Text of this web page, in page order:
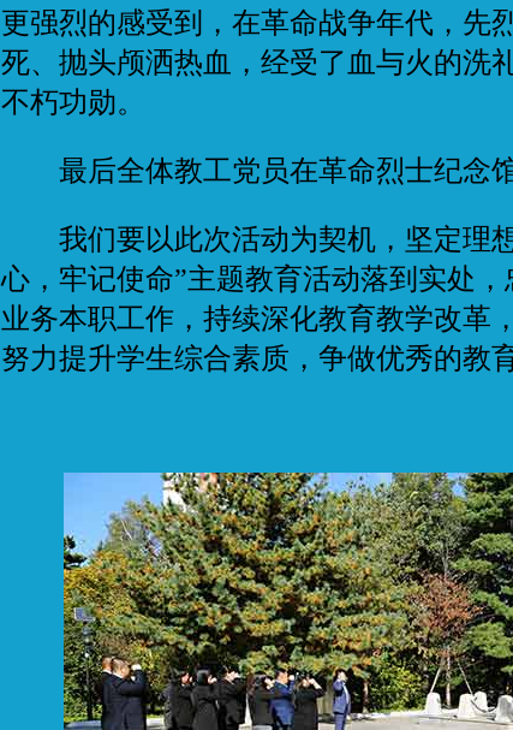
更强烈的感受到，在革命战争年代，先
死、抛头颅洒热血，经受了血与火的洗
不朽功勋。
最后全体教工党员在革命烈士纪念馆
我们要以此次活动为契机，坚定理
心，牢记使命”主题教育活动落到实处
业务本职工作，持续深化教育教学改革
努力提升学生综合素质，争做优秀的教